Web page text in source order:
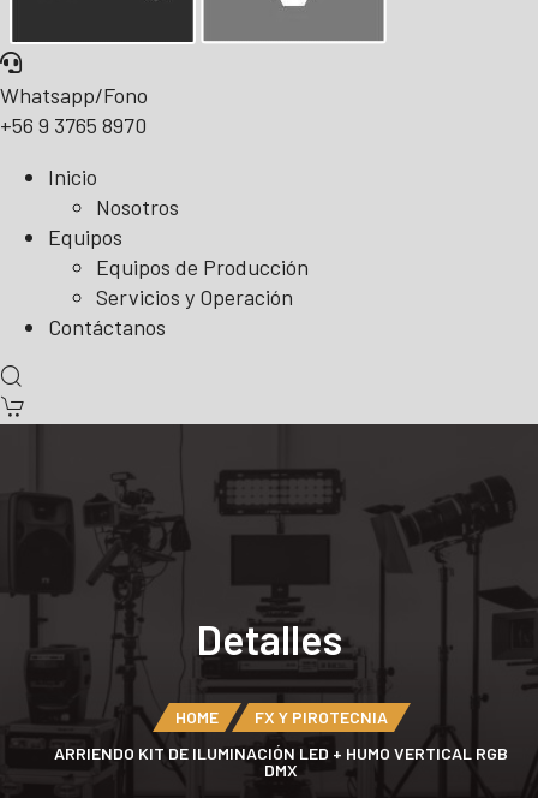
Whatsapp/Fono
+56 9 3765 8970
Inicio
Nosotros
Equipos
Equipos de Producción
Servicios y Operación
Contáctanos
Detalles
HOME
FX Y PIROTECNIA
ARRIENDO KIT DE ILUMINACIÓN LED + HUMO VERTICAL RGB
DMX